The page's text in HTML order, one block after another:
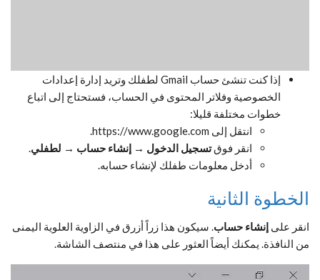
إذا كنت تنشئ حساب Gmail لطفلك وتريد إدارة إعدادات
الخصوصية وفلاتر المحتوى في الحساب، فستحتاج إلى اتباع
خطوات مختلفة قليلا:
انتقل إلى https://www.google.com.
انقر فوقتسجيل الدخول → إنشاء حساب → لطفلي.
أدخل معلومات طفلك لإنشاء حسابه.
الخطوة الثانية
انقر على إنشاء حساب. سيكون هذا زراً أزرق في الزاوية العلوية اليمنى
من النافذة. يمكنك أيضاً العثور على هذا في منتصف الشاشة.